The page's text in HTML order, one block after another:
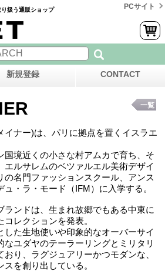
扱う通販ショップ PCサイト
新規登録 CONTACT
イナー)は、パリに拠点を置くイスラエ
国境近くの小さな村アムカで育ち、そ
エルサレムのベツァルエル美術デザイ
の名門ファッションスクール、アンス
・ラ・モード（IFM）に入学する。
ランドは、生まれ故郷でもある中東に
レクションを発表。
した生地使いや印象的なオーバーサイ
なユダヤのテーラーリングとミリタリ
り、ラグジュアリーかつモダンな、
を創り出している。
一覧